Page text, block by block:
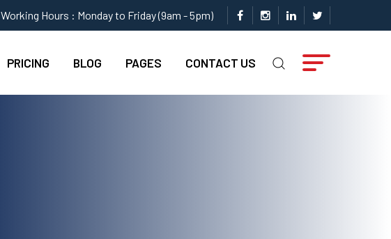
Working Hours : Monday to Friday (9am - 5pm)
PRICING BLOG PAGES CONTACT US